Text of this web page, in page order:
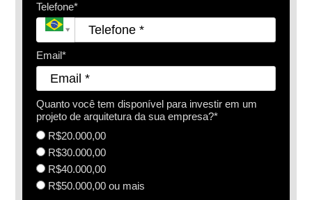
Telefone*
Email*
Quanto você tem disponível para investir em um
projeto de arquitetura da sua empresa?*
R$20.000,00
R$30.000,00
R$40.000,00
R$50.000,00 ou mais